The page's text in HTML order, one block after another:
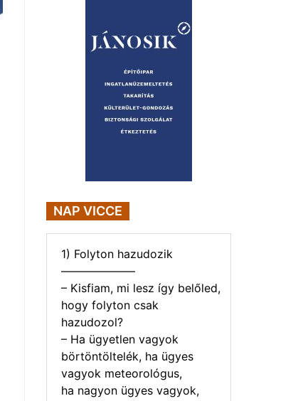
NAP VICCE
1) Folyton hazudozik
——————–
– Kisfiam, mi lesz így belőled,
hogy folyton csak
hazudozol?
– Ha ügyetlen vagyok
börtöntöltelék, ha ügyes
vagyok meteorológus,
ha nagyon ügyes vagyok,